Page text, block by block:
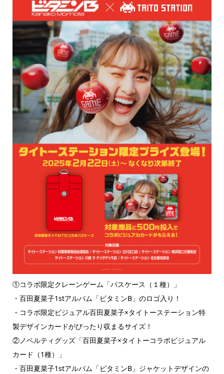
①コラボ限定クレーンゲーム「パスケース（１種）」
・百田夏菜子1stアルバム「ビタミンB」のロゴ入り！
・コラボ限定ビジュアル百田夏菜子×タイトーステーション特
製デザインカードがぴったり収まるサイズ！
②ノベルティグッズ「百田夏菜子×タイトーコラボビジュアル
カード（1種）」
・百田夏菜子1stアルバム「ビタミンB」ジャケットデザインの